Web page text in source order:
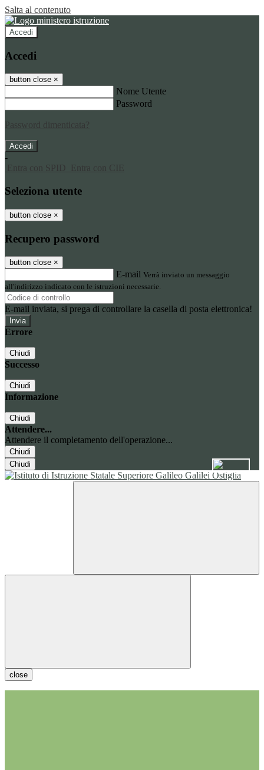
Salta al contenuto
Accedi
Accedi
button close ×
Nome Utente
Password
Password dimenticata?
-
Entra con SPID
Entra con CIE
Seleziona utente
button close ×
Recupero password
button close ×
E-mail Verrà inviato un messaggio
all'indirizzo indicato con le istruzioni necessarie.
E-mail inviata, si prega di controllare la casella di posta elettronica!
Errore
Chiudi
Successo
Chiudi
Informazione
Chiudi
Attendere...
Attendere il completamento dell'operazione...
Chiudi
Chiudi
close